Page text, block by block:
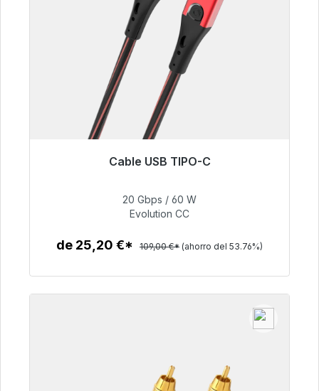
Cable USB TIPO-C
Listo para envío inmediato, plazo de entrega
50,40 €
20 Gbps / 60 W
Evolution CC
de 25,20 €* 109,00 €* (ahorro del 53.76%)